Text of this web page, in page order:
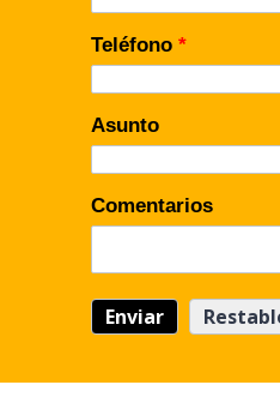
Teléfono *
Asunto
Comentarios